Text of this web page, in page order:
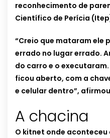
reconhecimento de
Científico de Perícia
“Creio que mataram ele
errado no lugar errado.
do carro e o
ficou aberto, com a
e celular dentro”,
A chacina
O kitnet onde aconteceu